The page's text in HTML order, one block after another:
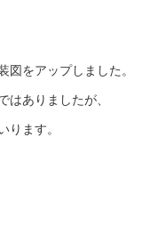
をアップしました。
はありましたが、
ります。